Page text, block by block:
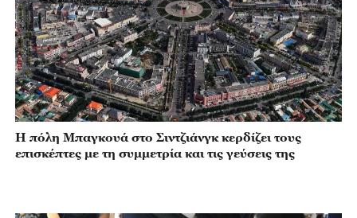
Η πόλη Μπαγκουά στο Σιντζιάνγκ κερδίζει τους
επισκέπτες με τη συμμετρία και τις γεύσεις της